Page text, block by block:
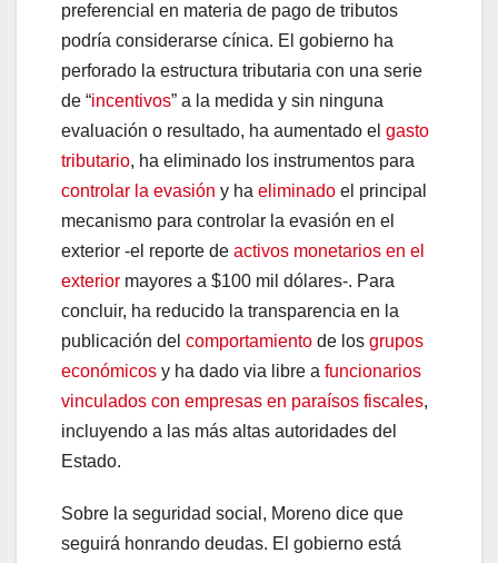
preferencial en materia de pago de tributos
podría considerarse cínica. El gobierno ha
perforado la estructura tributaria con una serie
de “incentivos” a la medida y sin ninguna
evaluación o resultado, ha aumentado el gasto
tributario, ha eliminado los instrumentos para
controlar la evasión y ha eliminado el principal
mecanismo para controlar la evasión en el
exterior -el reporte de activos monetarios en el
exterior mayores a $100 mil dólares-. Para
concluir, ha reducido la transparencia en la
publicación del comportamiento de los grupos
económicos y ha dado via libre a funcionarios
vinculados con empresas en paraísos fiscales,
incluyendo a las más altas autoridades del
Estado.
Sobre la seguridad social, Moreno dice que
seguirá honrando deudas. El gobierno está